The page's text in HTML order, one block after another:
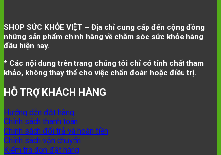
SHOP SỨC KHỎE VIỆT – Địa chỉ cung cấp đến cộng đồng
những sản phẩm chính hãng về chăm sóc sức khỏe hàng
đầu hiện nay.
* Các nội dung trên trang chúng tôi chỉ có tính chất tham
khảo, không thay thế cho việc chẩn đoán hoặc điều trị.
HỖ TRỢ KHÁCH HÀNG
Hướng dẫn đặt hàng
Chính sách thanh toán
Chính sách đổi trả và hoàn tiền
Chính sách vận chuyển
Kiểm tra đơn đặt hàng